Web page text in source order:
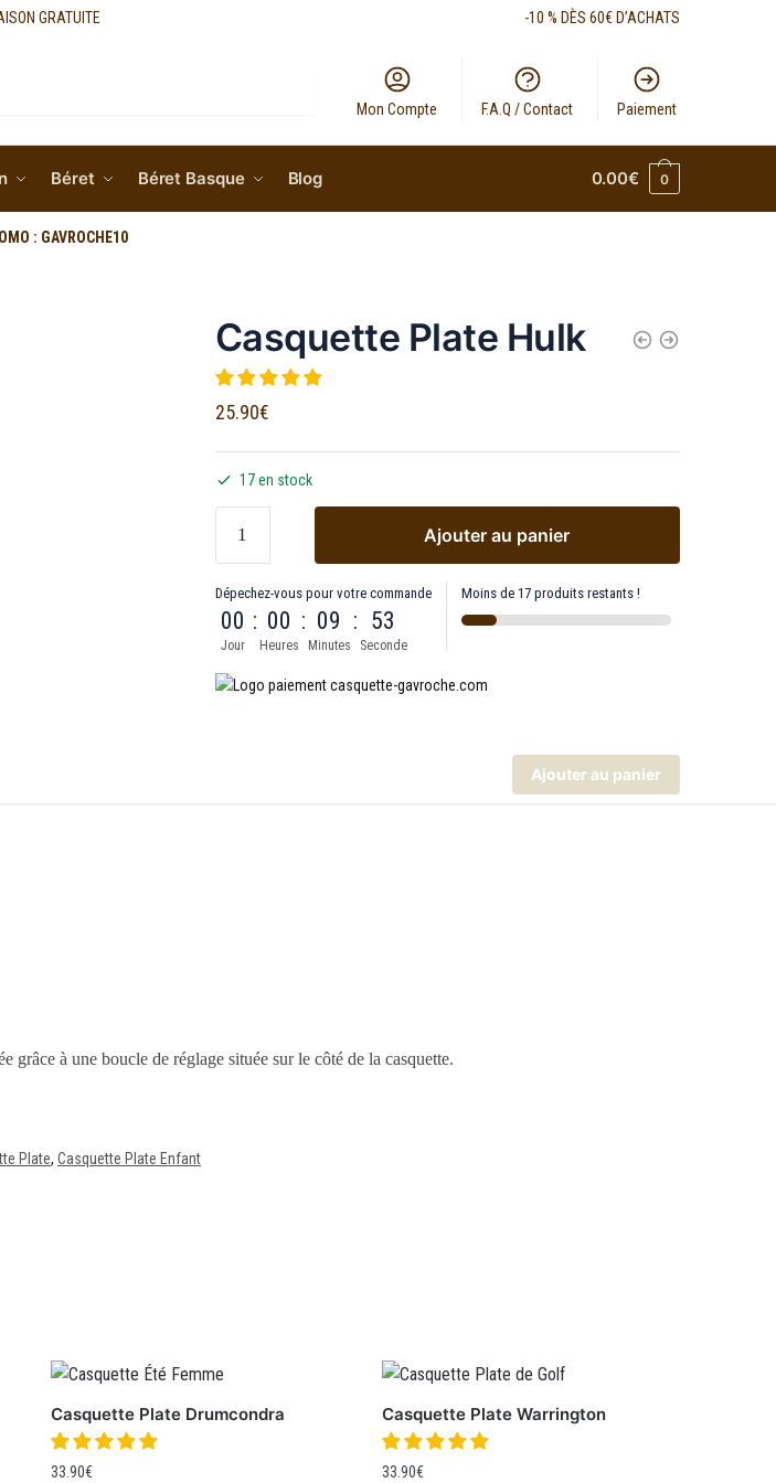
GRATUITE -10 % DÈS 60€ D’ACHATS
Mon Compte F.A.Q / Contact Paiement
Béret Béret Basque Blog 0.00€ 0
: GAVROCHE10
Casquette Plate Hulk
25.90€
17 en stock
Ajouter au panier
Dépechez-vous pour votre commande
00
Jour
: 00
Heures
: 09
Minutes
: 53
Seconde
Moins de 17 produits restants !
Ajouter au panier
grâce à une boucle de réglage située sur le côté de la casquette.
Plate, Casquette Plate Enfant
Casquette Plate Drumcondra
33.90€
Casquette Plate Warrington
33.90€